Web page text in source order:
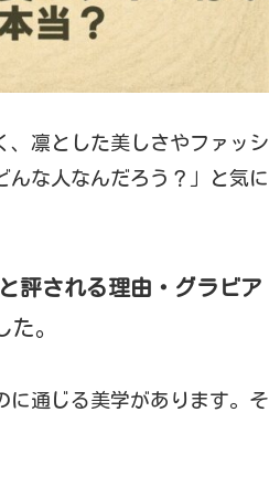
、凛とした美しさやファッシ
んな人なんだろう？」と気に
評される理由・グラビア
。
に通じる美学があります。そ